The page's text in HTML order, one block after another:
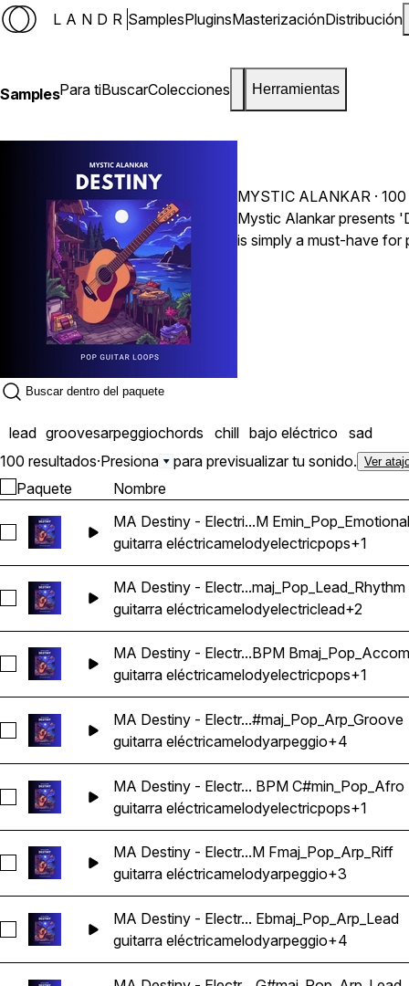
LANDR SamplesPluginsMasterizaciónDistribución
SamplesPara tiBuscarColecciones Herramientas
MYSTIC ALANKAR ·
Mystic Alankar presents
is simply a must-have for
lead groovesarpeggiochords chill bajo eléctrico
sad
100 resultados·Presiona para previsualizar tu sonido. Ver
Paquete Nombre
Seleccionar MA Destiny - Electric Guitar Melody Riff Loop 17
MA Destiny - Electri...M Emin_Pop_Emotional
guitarra eléctricamelodyelectricpops+1
Seleccionar MA Destiny - Electric Guitar Melody Riff Loop 46
MA Destiny - Electr...maj_Pop_Lead_Rhythm
guitarra eléctricamelodyelectriclead+2
Seleccionar MA Destiny - Electric Guitar Melody Riff Loop 01
MA Destiny - Electr...BPM
guitarra eléctricamelodyelectricpops+1
Seleccionar MA Destiny - Electric Guitar Melody Riff Loop
MA Destiny - Electr...#maj_Pop_Arp_Groove
guitarra eléctricamelodyarpeggio+4
Seleccionar MA Destiny - Electric Guitar Melody Riff Loop
MA Destiny - Electr... BPM C#min_Pop_Afro
guitarra eléctricamelodyelectricpops+1
Seleccionar MA Destiny - Electric Guitar Melody Riff Loop 04
MA Destiny - Electr...M Fmaj_Pop_Arp_Riff
guitarra eléctricamelodyarpeggio+3
Seleccionar MA Destiny - Electric Guitar Melody Riff Loop 05
MA Destiny - Electr... Ebmaj_Pop_Arp_Lead
guitarra eléctricamelodyarpeggio+4